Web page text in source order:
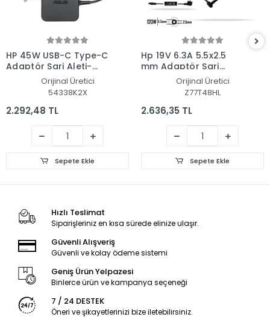
HP 45W USB-C Type-C
Adaptör Şarj Aleti-
Orijinal Üretici
54338K2X
2.292,48 TL
Sepete Ekle
Hp 19V 6.3A 5.5x2.5
mm Adaptör Şarj
Aleti-CihazıOrijinal Üretici
Z77T48HL
2.636,35 TL
Sepete Ekle
Hızlı Teslimat
Siparişleriniz en kısa sürede elinize ulaşır.
Güvenli Alışveriş
Güvenli ve kolay ödeme sistemi
Geniş Ürün Yelpazesi
Binlerce ürün ve kampanya seçeneği
7 / 24 DESTEK
Öneri ve şikayetlerinizi bize iletebilirsiniz.